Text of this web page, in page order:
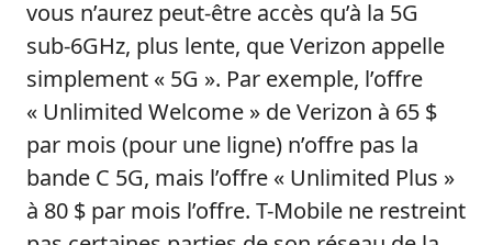
vous n’aurez peut-être accès qu’à la 5G
sub-6GHz, plus lente, que Verizon appelle
simplement « 5G ». Par exemple, l’offre
« Unlimited Welcome » de Verizon à 65 $
par mois (pour une ligne) n’offre pas la
bande C 5G, mais l’offre « Unlimited Plus »
à 80 $ par mois l’offre. T-Mobile ne restreint